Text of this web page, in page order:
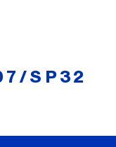
SP32